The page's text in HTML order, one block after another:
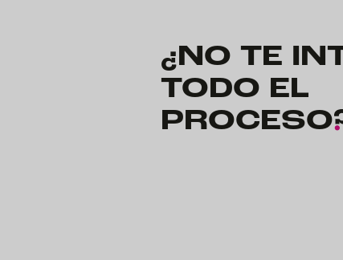
¿NO TE
TODO EL
PROCESO